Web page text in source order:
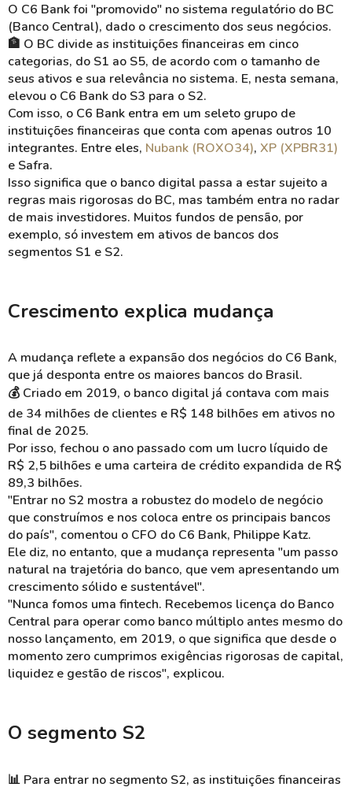
O C6 Bank foi "promovido" no sistema regulatório do BC
(Banco Central), dado o crescimento dos seus negócios.
🏦 O BC divide as instituições financeiras em cinco
categorias, do S1 ao S5, de acordo com o tamanho de
seus ativos e sua relevância no sistema. E, nesta semana,
elevou o C6 Bank do S3 para o S2.
Com isso, o C6 Bank entra em um seleto grupo de
instituições financeiras que conta com apenas outros 10
integrantes. Entre eles, Nubank (ROXO34), XP (XPBR31)
e Safra.
Isso significa que o banco digital passa a estar sujeito a
regras mais rigorosas do BC, mas também entra no radar
de mais investidores. Muitos fundos de pensão, por
exemplo, só investem em ativos de bancos dos
segmentos S1 e S2.
Crescimento explica mudança
A mudança reflete a expansão dos negócios do C6 Bank,
que já desponta entre os maiores bancos do Brasil.
💰 Criado em 2019, o banco digital já contava com mais
de 34 milhões de clientes e R$ 148 bilhões em ativos no
final de 2025.
Por isso, fechou o ano passado com um lucro líquido de
R$ 2,5 bilhões e uma carteira de crédito expandida de R$
89,3 bilhões.
"Entrar no S2 mostra a robustez do modelo de negócio
que construímos e nos coloca entre os principais bancos
do país", comentou o CFO do C6 Bank, Philippe Katz.
Ele diz, no entanto, que a mudança representa "um passo
natural na trajetória do banco, que vem apresentando um
crescimento sólido e sustentável".
"Nunca fomos uma fintech. Recebemos licença do Banco
Central para operar como banco múltiplo antes mesmo do
nosso lançamento, em 2019, o que significa que desde o
momento zero cumprimos exigências rigorosas de capital,
liquidez e gestão de riscos", explicou.
O segmento S2
📊 Para entrar no segmento S2, as instituições financeiras